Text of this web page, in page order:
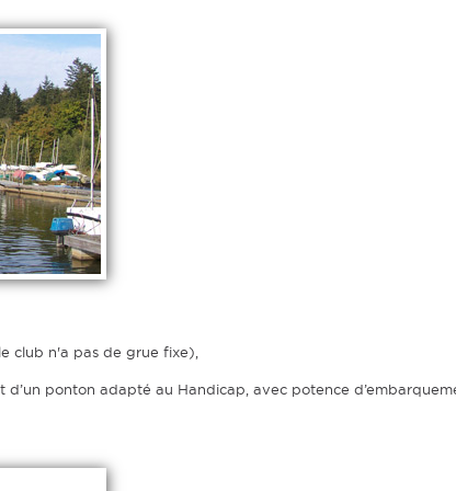
club n'a pas de grue fixe),
ponton adapté au Handicap, avec potence